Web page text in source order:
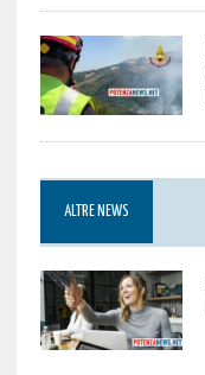
ALTRE NEWS